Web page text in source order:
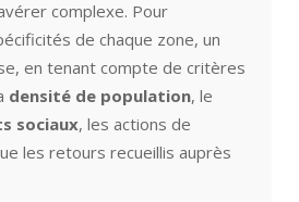
complexe. Pour
de chaque zone, un
en tenant compte de critères
densité de population, le
sociaux, les actions de
les retours recueillis auprès